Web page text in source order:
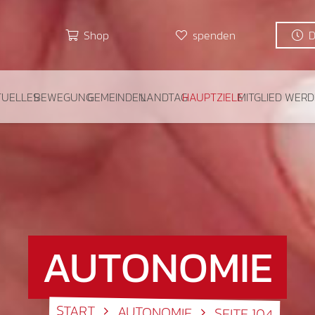
Shop spenden
BEWEGUNGGEMEINDENLANDTAGHAUPTZIELEMITGLIED
AUTONOMIE